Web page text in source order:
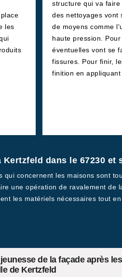
les
structure qui va faire
des nettoyages vont
de moyens comme
haute pression.
éventuelles vont se
fissures. Pour finir,
finition en appliquant
dans le 67230 et
concernent les maisons sont
une opération de ravalement de
les matériels nécessaires tout
de la façade après
de Kertzfeld